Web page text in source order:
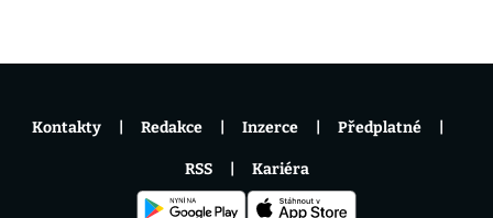
Kontakty Redakce Inzerce Předplatné
RSS Kariéra